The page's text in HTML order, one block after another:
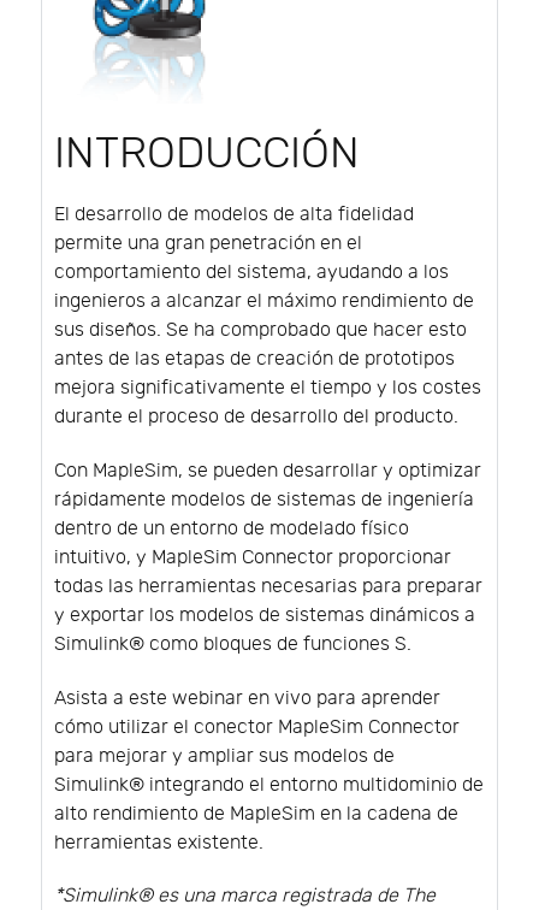
INTRODUCCIÓN
El desarrollo de modelos de alta fidelidad
permite una gran penetración en el
comportamiento del sistema, ayudando a los
ingenieros a alcanzar el máximo rendimiento de
sus diseños. Se ha comprobado que hacer esto
antes de las etapas de creación de prototipos
mejora significativamente el tiempo y los costes
durante el proceso de desarrollo del producto.
Con MapleSim, se pueden desarrollar y optimizar
rápidamente modelos de sistemas de ingeniería
dentro de un entorno de modelado físico
intuitivo, y MapleSim Connector proporcionar
todas las herramientas necesarias para preparar
y exportar los modelos de sistemas dinámicos a
Simulink® como bloques de funciones S.
Asista a este webinar en vivo para aprender
cómo utilizar el conector MapleSim Connector
para mejorar y ampliar sus modelos de
Simulink® integrando el entorno multidominio de
alto rendimiento de MapleSim en la cadena de
herramientas existente.
*Simulink® es una marca registrada de The